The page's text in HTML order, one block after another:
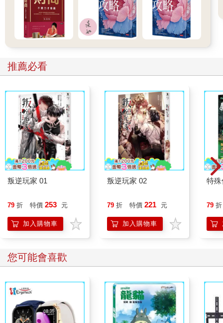
下，多年執行計畫過程被我們叨擾的鄭英諧老師、龍德宮主委鄭
進豐、前主委暨國福造船廠廠長柯少嵐，以及從事丁香漁業的涂
連相、張清秋、楊水明、陳志勇、涂憲鐘、林家和、陳其猛、張
瑞鎮、黃阿靜、許金換等諸多耆老船長也都提供熱心的協助。赤
崁，真是個到處是好友的新故鄉。
當然，本書的順利完成出版，還是要感謝所有參與並協助我們海
委會「咬山辦與罾位輪值」計畫的成員。除了我和謝仕淵老師
的通力合作，是計畫工作與專書撰寫編輯出版能夠按部就班完成
的關鍵；背後研究助理安秀華與盧冠宇的協助，也功不可沒。此
外，合作多年的陳秉阼老師與郭偉民先生，為本書提供各種精采
攝影照片，讓內文更加鮮活可讀；協助開船的陳盡川大哥與陳宜
君小姐，則讓我們在宋船長引導出海進行調查罾位的工作得以順
利完成。這些都是本書的貴人，在此一併致謝。最後，內人綉敏
長期對我在澎湖研究的支持，更是背後讓我能夠持續投入的最大
動力。
自從個人在2010 年從義守大學轉任國立澎湖科技大學以來，轉眼
畫，讓我慢慢累積出對澎湖更多的關懷與認識，並且因為發現更
這個過程的一個階段性成果，代表我們目前對赤崁丁香漁業、罾
位漁場知識文化的認識，也希望能藉此分享更多人得以一窺堂
意給予賜教，讓我們還有進步學習的空間。
推薦必看
叛逆玩家 01
79 折 特價 253 元
加入購物車
叛逆玩家 02
79 折 特價 221 元
加入購物車
特
79 折
您可能會喜歡